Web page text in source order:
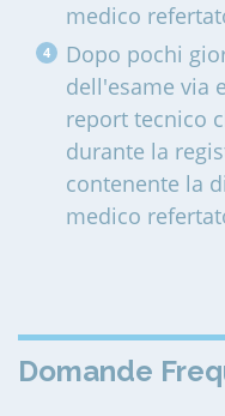
medico
Dopo pochi
dell'esame via
report tecnico
durante la
contenente la
medico
Domande